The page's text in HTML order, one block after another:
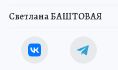
Светлана БАШТОВАЯ